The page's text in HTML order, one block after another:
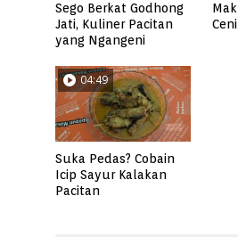
Sego Berkat Godhong
Jati, Kuliner Pacitan
yang Ngangeni
04:49
Suka Pedas? Cobain
Icip Sayur Kalakan
Pacitan